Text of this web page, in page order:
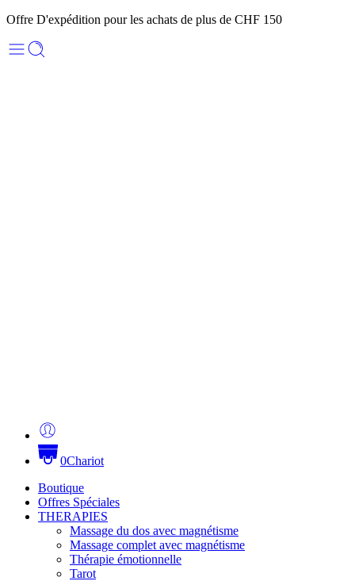
Offre D'expédition pour les achats de plus de CHF 150
0Chariot
Boutique
Offres Spéciales
THERAPIES
Massage du dos avec magnétisme
Massage complet avec magnétisme
Thérapie émotionnelle
Tarot